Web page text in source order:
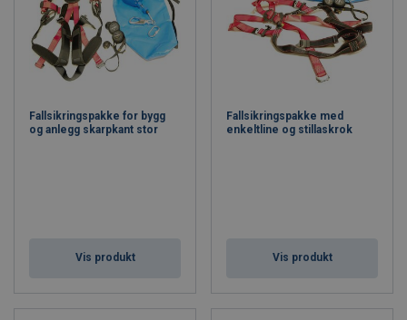
Fallsikringspakke for bygg
og anlegg skarpkant stor
Vis produkt
Fallsikringspakke med
enkeltline og stillaskrok
Vis produkt